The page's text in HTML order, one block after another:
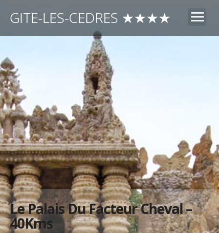
intérieur
Extérieur
activités
avis
Tarifs
lieu
GITE-LES-CEDRES ★★★★
Le Palais Du Facteur Cheval –
40Kms